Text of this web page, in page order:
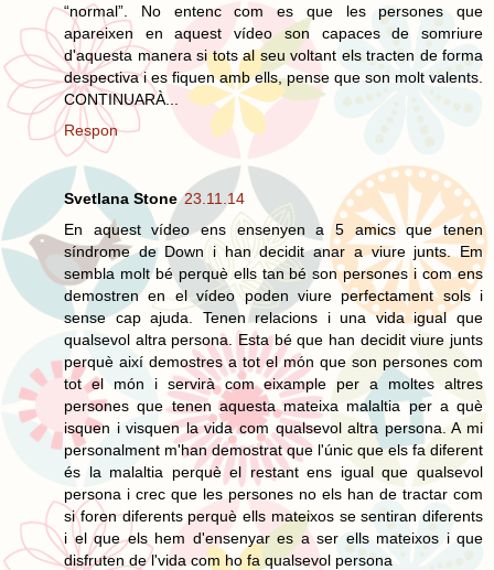
“normal”. No entenc com es que les persones que
apareixen en aquest vídeo son capaces de somriure
d'aquesta manera si tots al seu voltant els tracten de forma
despectiva i es fiquen amb ells, pense que son molt valents.
CONTINUARÀ...
Respon
Svetlana Stone 23.11.14
En aquest vídeo ens ensenyen a 5 amics que tenen
síndrome de Down i han decidit anar a viure junts. Em
sembla molt bé perquè ells tan bé son persones i com ens
demostren en el vídeo poden viure perfectament sols i
sense cap ajuda. Tenen relacions i una vida igual que
qualsevol altra persona. Esta bé que han decidit viure junts
perquè així demostres a tot el món que son persones com
tot el món i servirà com eixample per a moltes altres
persones que tenen aquesta mateixa malaltia per a què
isquen i visquen la vida com qualsevol altra persona. A mi
personalment m'han demostrat que l'únic que els fa diferent
és la malaltia perquè el restant ens igual que qualsevol
persona i crec que les persones no els han de tractar com
si foren diferents perquè ells mateixos se sentiran diferents
i el que els hem d'ensenyar es a ser ells mateixos i que
disfruten de l'vida com ho fa qualsevol persona